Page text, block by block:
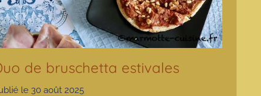
de bruschetta estivales
le 30 août 2025